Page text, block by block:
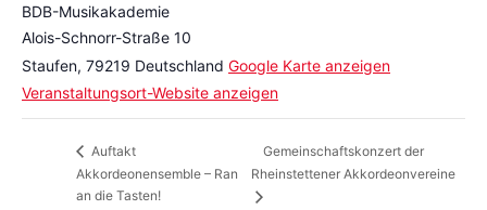
BDB-Musikakademie
Alois-Schnorr-Straße 10
Staufen, 79219 Deutschland Google Karte anzeigen
Veranstaltungsort-Website anzeigen
Auftakt
Akkordeonensemble – Ran
an die Tasten!
Gemeinschaftskonzert der
Rheinstettener Akkordeonvereine